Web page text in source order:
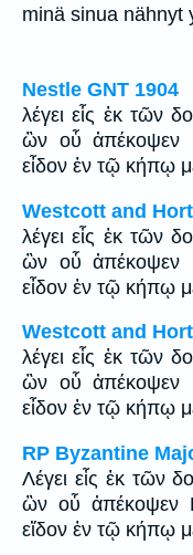
minä sinua nähnyt
Nestle GNT 1904
λέγει εἷς ἐκ τῶν
ὢν οὗ ἀπέκοψεν
εἶδον ἐν τῷ κήπῳ
Westcott and
λέγει εἷς ἐκ τῶν
ὢν οὗ ἀπέκοψεν
εἶδον ἐν τῷ κήπῳ
Westcott and
λέγει εἷς ἐκ τῶν
ὢν οὗ ἀπέκοψεν
εἶδον ἐν τῷ κήπῳ
RP Byzantine
Λέγει εἷς ἐκ τῶν
ὢν οὗ ἀπέκοψεν
εἴδον ἐν τῷ κήπῳ